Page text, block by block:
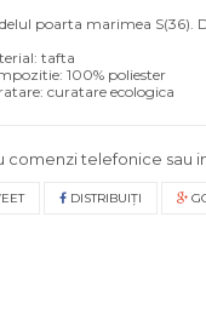
poarta marimea S(36).
tafta
100% poliester
curatare
comenzi telefonice sau
DISTRIBUIŢI